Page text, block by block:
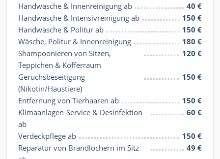
Handwäsche & Innenreinigung ab
40 €
Handwäsche & Intensivreinigung ab
150 €
Handwäsche & Politur ab
150 €
Wäsche, Politur & Innenreinigung
180 €
Shampoonieren von Sitzen,
Teppichen & Kofferraum
120 €
Geruchsbeseitigung
(Nikotin/Haustiere)
150 €
Entfernung von Tierhaaren ab
150 €
Klimaanlagen-Service & Desinfektion
ab
60 €
Verdeckpflege ab
150 €
Reparatur von Brandlöchern im Sitz
49 €